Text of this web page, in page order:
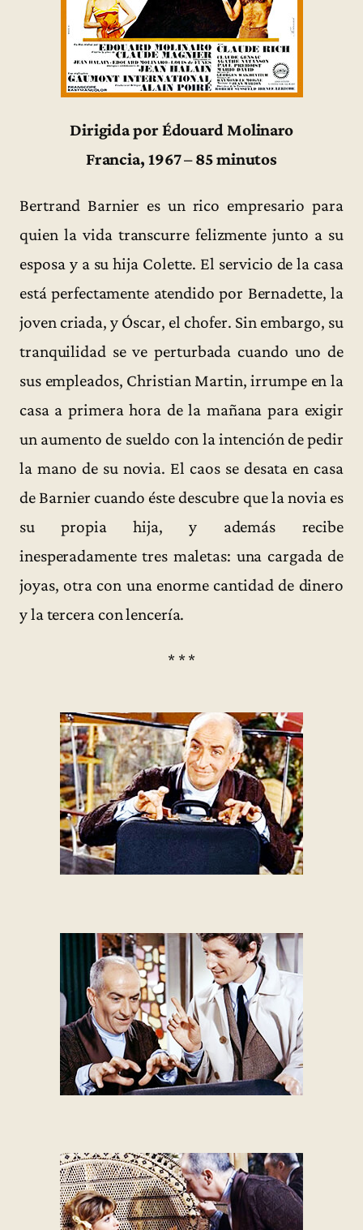
Dirigida por Édouard Molinaro
Francia, 1967 – 85 minutos
Bertrand Barnier es un rico empresario para
quien la vida transcurre felizmente junto a su
esposa y a su hija Colette. El servicio de la casa
está perfectamente atendido por Bernadette, la
joven criada, y Óscar, el chofer. Sin embargo, su
tranquilidad se ve perturbada cuando uno de
sus empleados, Christian Martin, irrumpe en la
casa a primera hora de la mañana para exigir
un aumento de sueldo con la intención de pedir
la mano de su novia. El caos se desata en casa
de Barnier cuando éste descubre que la novia es
su propia hija, y además recibe
inesperadamente tres maletas: una cargada de
joyas, otra con una enorme cantidad de dinero
y la tercera con lencería.
* * *